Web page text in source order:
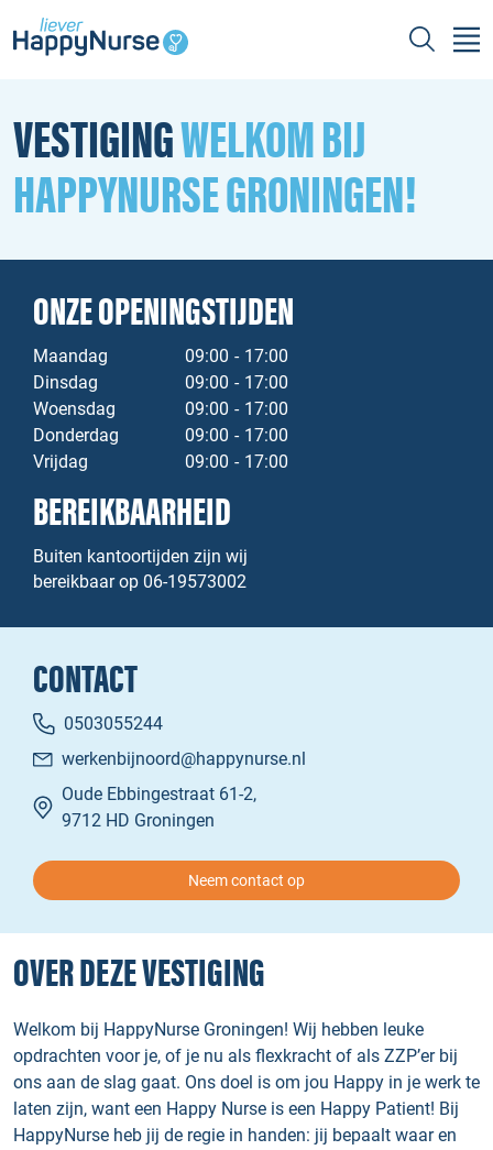
VESTIGINGWELKOM BIJ
HAPPYNURSE GRONINGEN!
ONZE OPENINGSTIJDEN
Maandag 09:00 - 17:00
Dinsdag
09:00 - 17:00
Woensdag
09:00 - 17:00
Donderdag
09:00 - 17:00
Vrijdag
09:00 - 17:00
BEREIKBAARHEID
Buiten kantoortijden zijn wij
bereikbaar op 06-19573002
CONTACT
0503055244
werkenbijnoord@happynurse.nl
Oude Ebbingestraat 61-2,
9712 HD Groningen
Neem contact op
OVER DEZE VESTIGING
Welkom bij HappyNurse Groningen! Wij hebben leuke
opdrachten voor je, of je nu als flexkracht of als ZZP’er bij
ons aan de slag gaat. Ons doel is om jou Happy in je werk te
laten zijn, want een Happy Nurse is een Happy Patient! Bij
HappyNurse heb jij de regie in handen: jij bepaalt waar en